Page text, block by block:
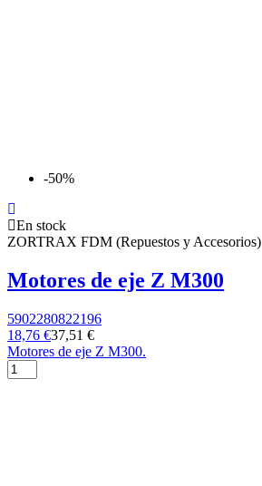
-50%
En stock
ZORTRAX FDM (Repuestos y Accesorios)
Motores de eje Z M300
5902280822196
18,76 €37,51 €
Motores de eje Z M300.